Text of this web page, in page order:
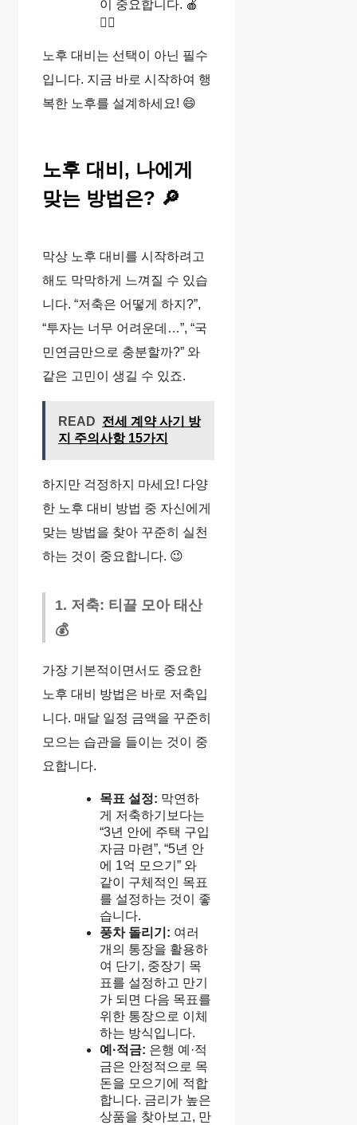
이 중요합니다. 🍎
🏃‍♀️
노후 대비는 선택이 아닌 필수
입니다. 지금 바로 시작하여 행
복한 노후를 설계하세요! 😄
노후 대비, 나에게
맞는 방법은? 🔎
막상 노후 대비를 시작하려고
해도 막막하게 느껴질 수 있습
니다. “저축은 어떻게 하지?”,
“투자는 너무 어려운데…”, “국
민연금만으로 충분할까?” 와
같은 고민이 생길 수 있죠.
READ 전세 계약 사기 방
지 주의사항 15가지
하지만 걱정하지 마세요! 다양
한 노후 대비 방법 중 자신에게
맞는 방법을 찾아 꾸준히 실천
하는 것이 중요합니다. 😉
1. 저축: 티끌 모아 태산
💰
가장 기본적이면서도 중요한
노후 대비 방법은 바로 저축입
니다. 매달 일정 금액을 꾸준히
모으는 습관을 들이는 것이 중
요합니다.
목표 설정: 막연하
게 저축하기보다는
“3년 안에 주택 구입
자금 마련”, “5년 안
에 1억 모으기” 와
같이 구체적인 목표
를 설정하는 것이 좋
습니다.
풍차 돌리기: 여러
개의 통장을 활용하
여 단기, 중장기 목
표를 설정하고 만기
가 되면 다음 목표를
위한 통장으로 이체
하는 방식입니다.
예·적금: 은행 예·적
금은 안정적으로 목
돈을 모으기에 적합
합니다. 금리가 높은
상품을 찾아보고, 만